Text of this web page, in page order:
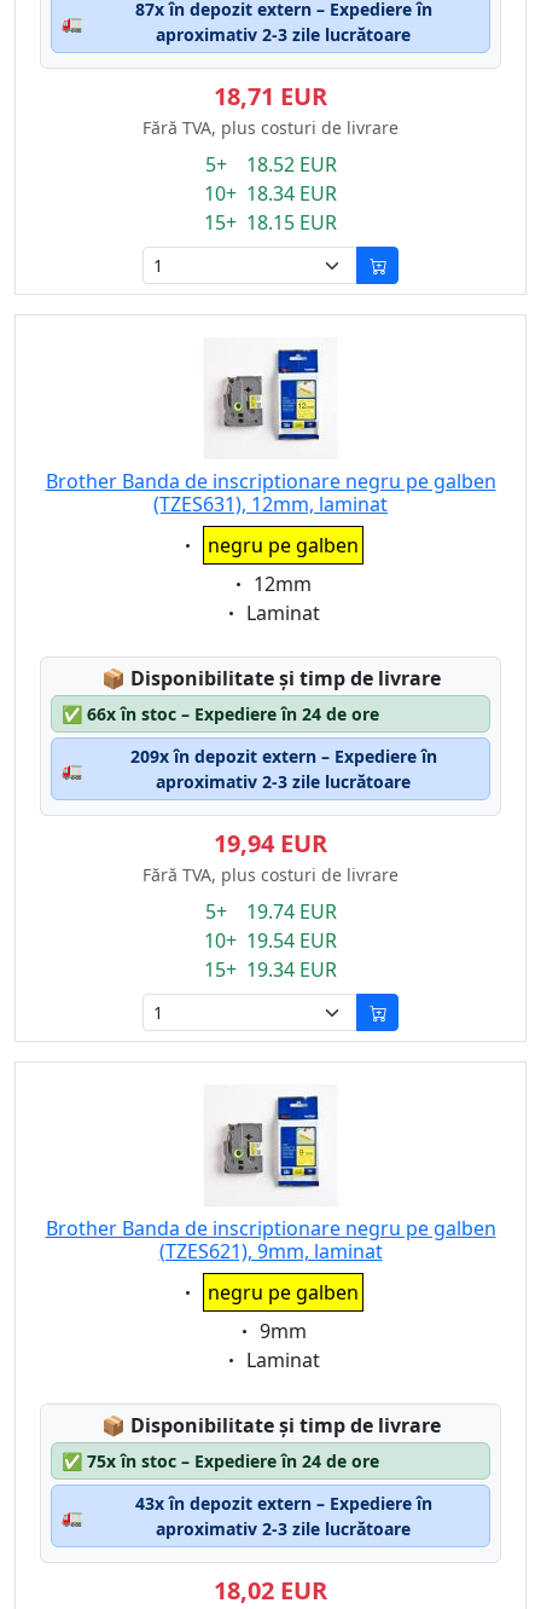
🚛
87x în depozit extern – Expediere în
aproximativ 2-3 zile lucrătoare
18,71 EUR
Fără TVA, plus costuri de livrare
5+ 18.52 EUR
10+ 18.34 EUR
15+ 18.15 EUR
Brother Banda de inscriptionare negru pe galben
(TZES631), 12mm, laminat
Eigenschaft:
negru pe galben
Eigenschaft:
12mm
Eigenschaft:
Laminat
📦 Lagerstatus:
Disponibilitate și timp de livrare
✅ 66x în stoc – Expediere în 24 de ore
🚛
209x în depozit extern – Expediere în
aproximativ 2-3 zile lucrătoare
19,94 EUR
Fără TVA, plus costuri de livrare
5+ 19.74 EUR
10+ 19.54 EUR
15+ 19.34 EUR
Brother Banda de inscriptionare negru pe galben
(TZES621), 9mm, laminat
Eigenschaft:
negru pe galben
Eigenschaft:
9mm
Eigenschaft:
Laminat
📦 Lagerstatus:
Disponibilitate și timp de livrare
✅ 75x în stoc – Expediere în 24 de ore
🚛
43x în depozit extern – Expediere în
aproximativ 2-3 zile lucrătoare
18,02 EUR